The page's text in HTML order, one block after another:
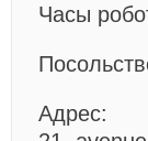
Часы
Адрес: